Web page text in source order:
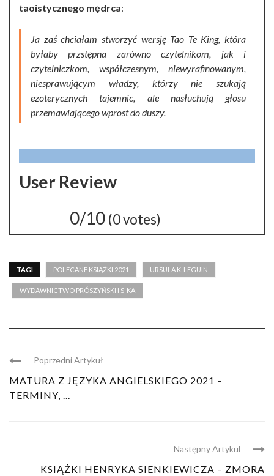
taoistycznego mędrca:
Ja zaś chciałam stworzyć wersję Tao Te King, która
byłaby przstępna zarówno czytelnikom, jak i
czytelniczkom, współczesnym, niewyrafinowanym,
niesprawującym władzy, którzy nie szukają
ezoterycznych tajemnic, ale nasłuchują głosu
przemawiającego wprost do duszy.
User Review
0/10 (0votes)
TAGI POLECANE KSIĄŻKI 2021 URSULA K. LEGUIN
WYDAWNICTWO PRÓSZYŃSKI I S-KA
Poprzedni Artykuł
MATURA Z JĘZYKA ANGIELSKIEGO 2021 –
TERMINY, ...
Następny Artykul
KSIĄŻKI HENRYKA SIENKIEWICZA – ZMORA